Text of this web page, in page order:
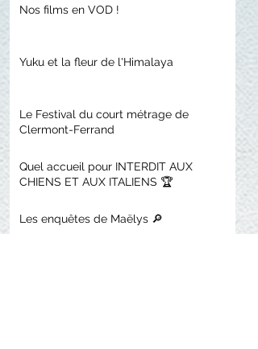
Nos films en VOD !
Yuku et la fleur de l'Himalaya
Le Festival du court métrage de
Clermont-Ferrand
Quel accueil pour INTERDIT AUX
CHIENS ET AUX ITALIENS 🏆
Les enquêtes de Maëlys 🔎